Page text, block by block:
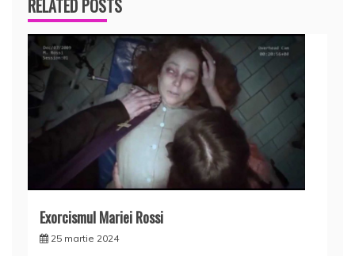
RELATED POSTS
Exorcismul Mariei Rossi
25 martie 2024